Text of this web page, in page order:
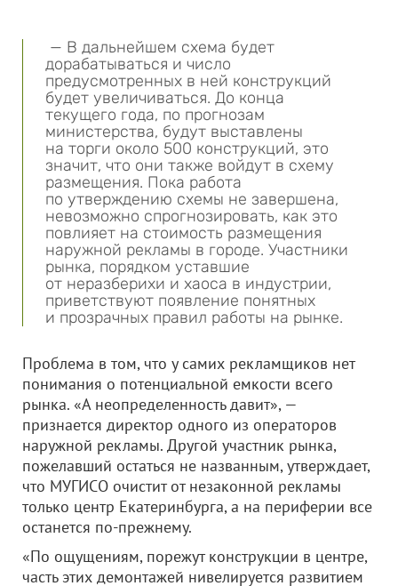
— В дальнейшем схема будет
дорабатываться и число
предусмотренных в ней конструкций
будет увеличиваться. До конца
текущего года, по прогнозам
министерства, будут выставлены
на торги около 500 конструкций, это
значит, что они также войдут в схему
размещения. Пока работа
по утверждению схемы не завершена,
невозможно спрогнозировать, как это
повлияет на стоимость размещения
наружной рекламы в городе. Участники
рынка, порядком уставшие
от неразберихи и хаоса в индустрии,
приветствуют появление понятных
и прозрачных правил работы на рынке.
Проблема в том, что у самих рекламщиков нет
понимания о потенциальной емкости всего
рынка. «А неопределенность давит», —
признается директор одного из операторов
наружной рекламы. Другой участник рынка,
пожелавший остаться не названным, утверждает,
что МУГИСО очистит от незаконной рекламы
только центр Екатеринбурга, а на периферии все
останется по-прежнему.
«По ощущениям, порежут конструкции в центре,
часть этих демонтажей нивелируется развитием